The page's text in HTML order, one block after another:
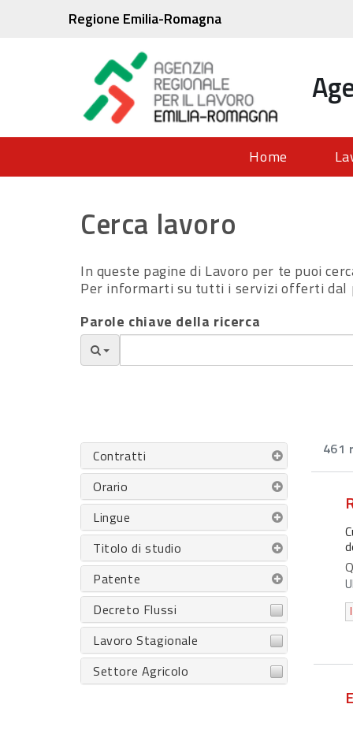
Regione Emilia-Romagna
Home
Cerca lavoro
In queste pagine di Lavoro per te puoi
Per informarti su tutti i servizi offerti dal
Parole chiave della ricerca
Contratti
Orario
Lingue
Titolo di studio
Patente
Decreto Flussi
Lavoro Stagionale
Settore Agricolo
461